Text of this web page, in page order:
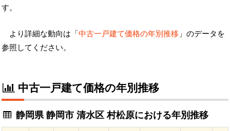
す。
より詳細な動向は「中古一戸建て価格の年別推移 」のデータを
参照してください。
中古一戸建て価格の年別推移
静岡県 静岡市 清水区 村松原における年別推移